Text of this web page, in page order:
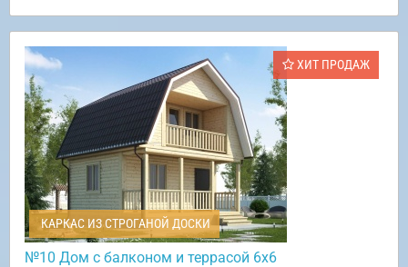
ХИТ ПРОДАЖ
КАРКАС ИЗ СТРОГАНОЙ ДОСКИ
№10 Дом с балконом и террасой 6х6